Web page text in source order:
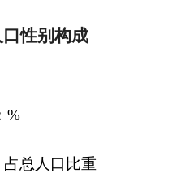
性别构成
%
占总人口比重